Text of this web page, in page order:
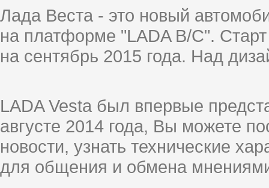
Лада Веста - это новый
на платформе "LADA B/C".
на сентябрь 2015 года. Над
LADA Vesta был впервые
августе 2014 года, Вы можете
новости, узнать технические
для общения и обмена